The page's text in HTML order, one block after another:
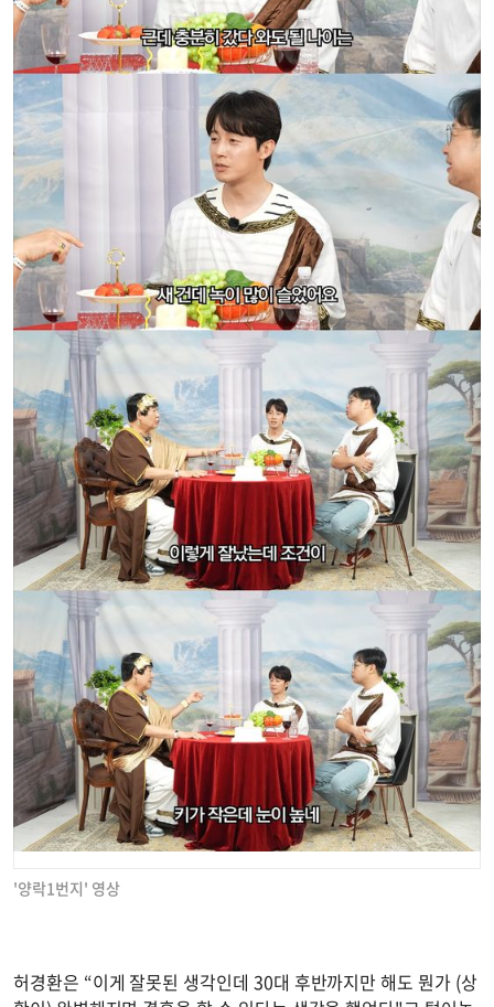
'양락1번지' 영상
허경환은 “이게 잘못된 생각인데 30대 후반까지만 해도 뭔가 (상